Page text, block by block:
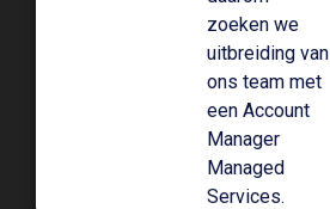
zoeken we
uitbreiding van
ons team met
een Account
Manager
Managed
Services.